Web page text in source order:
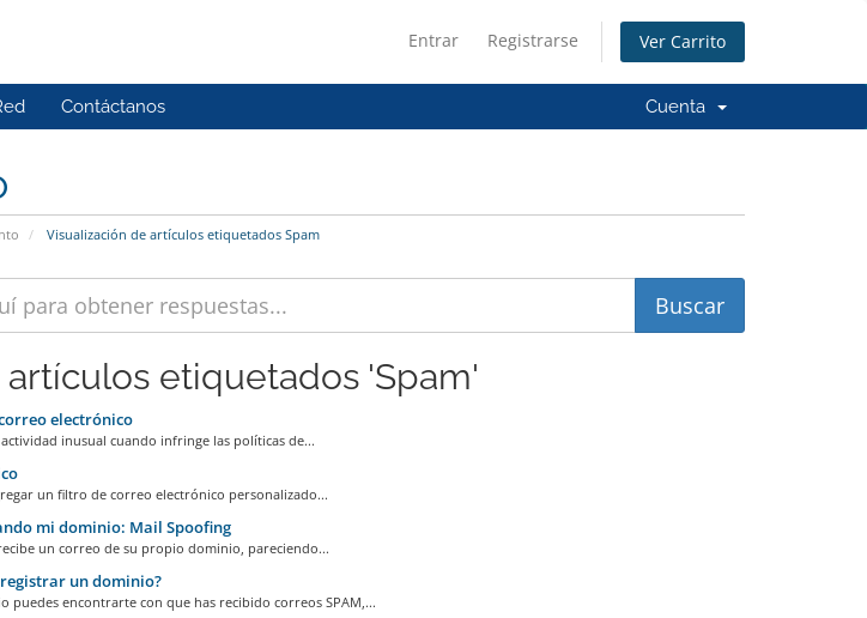
Entrar Registrarse Ver Carrito
Contáctanos Cuenta
Visualización de artículos etiquetados Spam
etiquetados 'Spam'
electrónico
inusual cuando infringe las políticas de...
un filtro de correo electrónico personalizado...
mi dominio: Mail Spoofing
un correo de su propio dominio, pareciendo...
registrar un dominio?
puedes encontrarte con que has recibido correos SPAM,...